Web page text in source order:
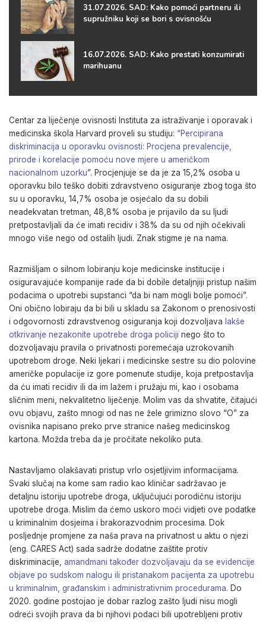
31.07.2026. SAD: Kako pomoći partneru ili
supružniku koji se bori s ovisnošću
16.07.2026. SAD: Kako prestati konzumirati
marihuanu
Centar za liječenje ovisnosti Instituta za istraživanje i oporavak i
medicinska škola Harvard proveli su studiju: “Percipirana
diskriminacija u oporavku ovisnosti: Procjena prevalencije,
prirode i korelacije pomoću nove mjere u američkom
nacionalnom uzorku”. Procjenjuje se da je za 15,2% osoba u
oporavku bilo teško dobiti zdravstveno osiguranje zbog toga što
su u oporavku, 14,7% osoba je osjećalo da su dobili
neadekvatan tretman, 48,8% osoba je prijavilo da su ljudi
pretpostavljali da će imati recidiv i 38% da su od njih očekivali
mnogo više nego od ostalih ljudi. Znak stigme je na nama.
Razmišljam o silnom lobiranju koje medicinske institucije i
osiguravajuće kompanije rade da bi dobile detaljnjiji pristup našim
podacima o upotrebi supstanci “da bi nam mogli bolje pomoći”.
Oni obično lobiraju da bi bili u skladu sa Zakonom o prenosivosti
i odgovornosti zdravstvenog osiguranja koji dozvoljava lakše
otkrivanje nezakonite upotrebe droga policiji nego što to
dozvoljavaju pravila o privatnosti poremećaja uzrokovanih
upotrebom droge. Neki ljekari i medicinske sestre su dio polovine
američke populacije iz gore pomenute studije, koja pretpostavlja
da ću imati recidiv ili da im lažem i pružaju mi, kao i osobama
sličnim meni, nekvalitetno liječenje. Molim vas da shvatite, čitajući
ovu objavu, zašto mnogi od nas ne žele grimizno slovo “O” za
ovisnika napisano preko prve stranice našeg medicinskog
kartona. Možda treba da je pročitate nekoliko puta.
Nastavljamo olakšavati pristup vrlo osjetljivim informacijama.
Svaki slučaj na kome sam radio kao kliničar sadržavao je
detaljnu istoriju upotrebe droga, uključujući porodičnu istoriju
upotrebe droga. Mislim da ćemo uskoro moći vidjeti ove podatke
u kriminalnim dosjeima i brakorazvodnim procesima. Dok
posljednje promjene za naša prava na privatnost u aktu o njezi
(eng. CARES Act) sada sadrže dodatne zaštite protiv
diskriminacije,
amandmani također dozvoljavaju da se evidencije
objave po sudskom nalogu ili pristanakom pacijenta za upotrebu
u kriminalnim, građanskim i administrativnim procedurama. Do
2020. godine postojao je dobar razlog zašto ljudi nisu mogli
odreći svojih prava da bi njihovi podaci bili upotrebljeni protiv